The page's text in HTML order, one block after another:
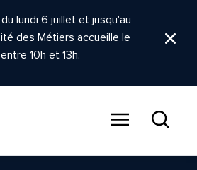
lundi 6 juillet et jusqu'au
des Métiers accueille le
10h et 13h.